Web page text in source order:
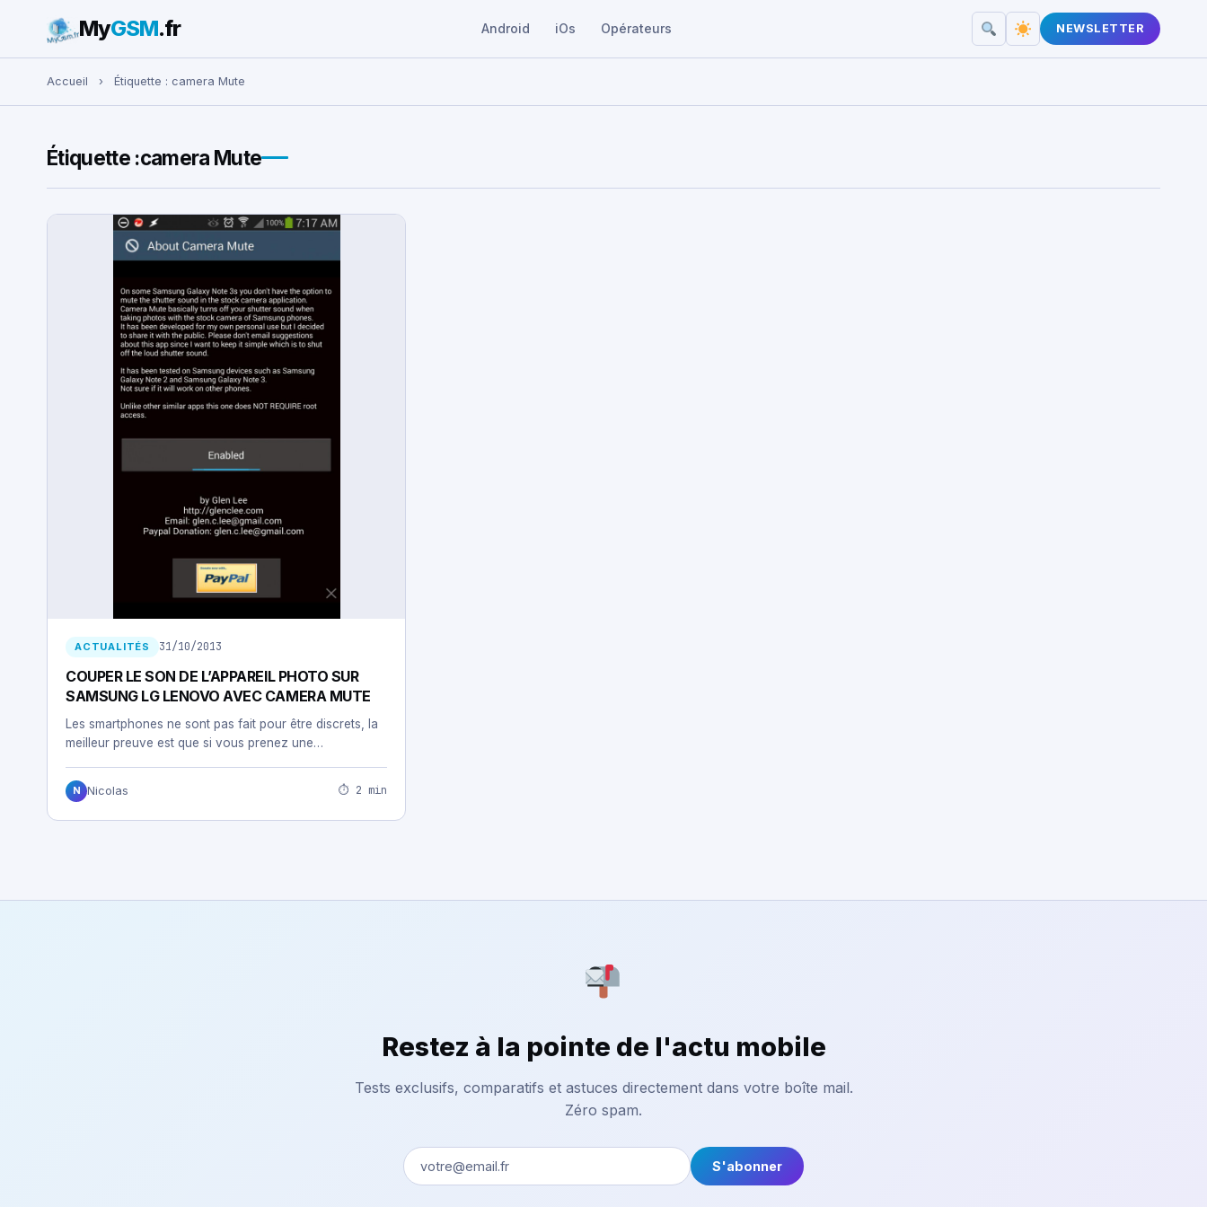
Rechercher :
MyGSM.fr Android iOs Opérateurs NEWSLETTER
Accueil › Étiquette : camera Mute
Étiquette :camera Mute
ACTUALITÉS 31/10/2013
COUPER LE SON DE L’APPAREIL PHOTO SUR
SAMSUNG LG LENOVO AVEC CAMERA MUTE
Les smartphones ne sont pas fait pour être discrets, la
meilleur preuve est que si vous prenez une…
N Nicolas ⏱ 2 min
Restez à la pointe de l'actu mobile
Tests exclusifs, comparatifs et astuces directement dans votre boîte mail.
Zéro spam.
S'abonner